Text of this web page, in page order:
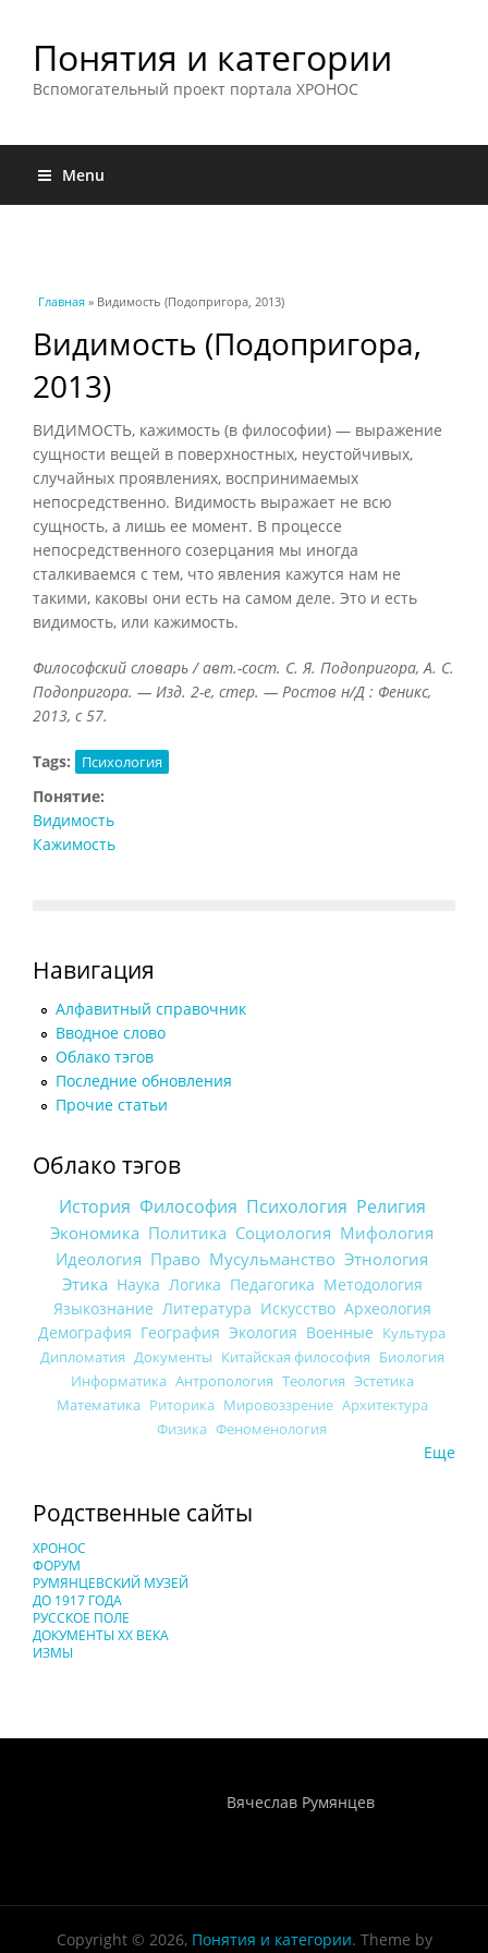
Понятия и категории
Вспомогательный проект портала ХРОНОС
Menu
Вы здесь
Главная » Видимость (Подопригора, 2013)
Видимость (Подопригора,
2013)
ВИДИМОСТЬ, кажимость (в философии) — выражение
сущности вещей в поверхностных, неустойчивых,
случайных проявлениях, воспринимаемых
непосредственно. Видимость выражает не всю
сущность, а лишь ее момент. В процессе
непосредственного созерцания мы иногда
сталкиваемся с тем, что явления кажутся нам не
такими, каковы они есть на самом деле. Это и есть
видимость, или кажимость.
Философский словарь / авт.-сост. С. Я. Подопригора, А. С.
Подопригора. — Изд. 2-е, стер. — Ростов н/Д : Феникс,
2013, с 57.
Tags: Психология
Понятие:
Видимость
Кажимость
Навигация
Алфавитный справочник
Вводное слово
Облако тэгов
Последние обновления
Прочие статьи
Облако тэгов
История Философия Психология Религия
Экономика Политика Социология Мифология
Идеология Право Мусульманство Этнология
Этика Наука Логика Педагогика Методология
Языкознание Литература Искусство Археология
Демография География Экология Военные Культура
Дипломатия Документы Китайская философия Биология
Информатика Антропология Теология Эстетика
Математика Риторика Мировоззрение Архитектура
Физика Феноменология
Еще
Родственные сайты
ХРОНОС
ФОРУМ
РУМЯНЦЕВСКИЙ МУЗЕЙ
ДО 1917 ГОДА
РУССКОЕ ПОЛЕ
ДОКУМЕНТЫ XX ВЕКА
ИЗМЫ
Вячеслав Румянцев
Copyright © 2026, Понятия и категории. Theme by